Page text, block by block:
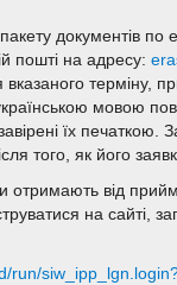
документів по
пошті на адресу:
вказаного терміну,
мовою
їх
того, як його
отримають від
на сайті,
run/